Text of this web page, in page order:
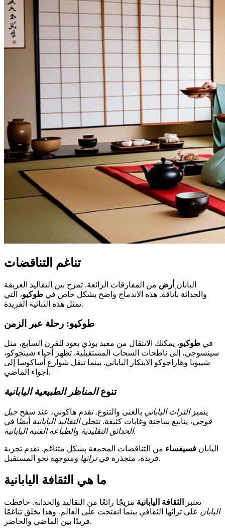
تناغم التناقضات
اليابان أرض من المفارقات الرائعة. تمزج بين التقاليد العريقة
والحداثة بأناقة. هذه الاندماج واضح بشكل خاص في طوكيو، التي
تمثل هذه الثنائية الفريدة.
طوكيو: رحلة عبر الزمن
في طوكيو، يمكنك الانتقال من معبد بوذي يعود للقرن السابع، مثل
سينسوجي، إلى ناطحات السحاب المستقبلية. تظهر أحياء شينجوكو،
شيبويا وهاراجوكو الابتكار الياباني. بينما تنقل شوارع أساكوسا إلى
أجواء الماضي.
تنوعالمناظر الطبيعية اليابانية
يتميزالتراث الياباني بالغنى والتنوع. تقدم هاكوني، عند سفح جبل
فوجي، ينابيع ساخنة وغابات كثيفة. تتجلىالتقاليد اليابانية أيضًا في
الحدائق التقليدية والطباعة الفنية اليابانية .
اليابان فسيفساء من التناقضات المجمعة بشكل متناغم. تقدم تجربة
فريدة، متجذرة فيتراثها ومتوجهة نحو المستقبل.
ما هي الثقافة اليابانية
تعتبر الثقافة اليابانية مزيجًا رائعًا من التقاليد والحداثة. حافظت
اليابان على تراثها الثقافي بينما انفتحت على العالم. وهذا يخلق تناغمًا
فريدًا بين الماضي والحاضر.